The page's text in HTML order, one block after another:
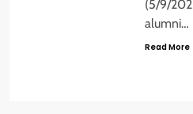
(5/9/
alumni…
Read More